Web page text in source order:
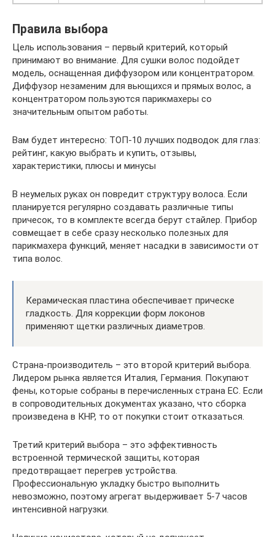
Правила выбора
Цель использования – первый критерий, который
принимают во внимание. Для сушки волос подойдет
модель, оснащенная диффузором или концентратором.
Диффузор незаменим для вьющихся и прямых волос, а
концентратором пользуются парикмахеры со
значительным опытом работы.
Вам будет интересно: ТОП-10 лучших подводок для глаз:
рейтинг, какую выбрать и купить, отзывы,
характеристики, плюсы и минусы
В неумелых руках он повредит структуру волоса. Если
планируется регулярно создавать различные типы
причесок, то в комплекте всегда берут стайлер. Прибор
совмещает в себе сразу несколько полезных для
парикмахера функций, меняет насадки в зависимости от
типа волос.
Керамическая пластина обеспечивает прическе
гладкость. Для коррекции форм локонов
применяют щетки различных диаметров.
Страна-производитель – это второй критерий выбора.
Лидером рынка является Италия, Германия. Покупают
фены, которые собраны в перечисленных страна ЕС. Если
в сопроводительных документах указано, что сборка
произведена в КНР, то от покупки стоит отказаться.
Третий критерий выбора – это эффективность
встроенной термической защиты, которая
предотвращает перегрев устройства.
Профессиональную укладку быстро выполнить
невозможно, поэтому агрегат выдерживает 5-7 часов
интенсивной нагрузки.